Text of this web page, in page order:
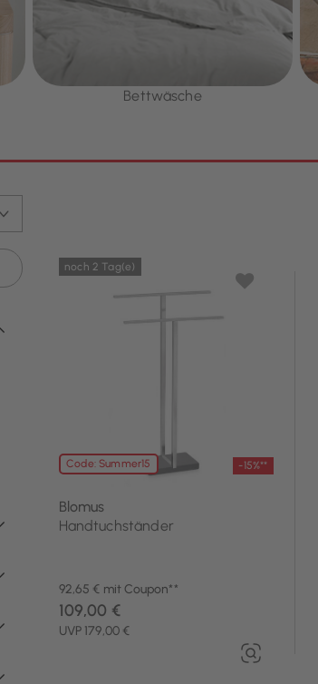
Bettwäsche
Kategorie: Textilien
Küchentextilien
Code: Summer15 -15%**
noch 2 Tag(e)
Blomus
Handtuchständer
92,65 € mit Coupon**
UVP 179,00 €
109,00 €